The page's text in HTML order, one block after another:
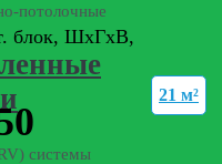
потолочные
системы
блок, ШхГхВ,
21 м²